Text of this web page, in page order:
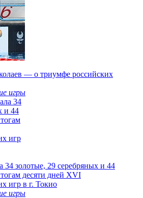
— о триумфе российских
игры
34 золотые, 29 серебряных и 44
десяти дней XVI
игр в г. Токио
игры